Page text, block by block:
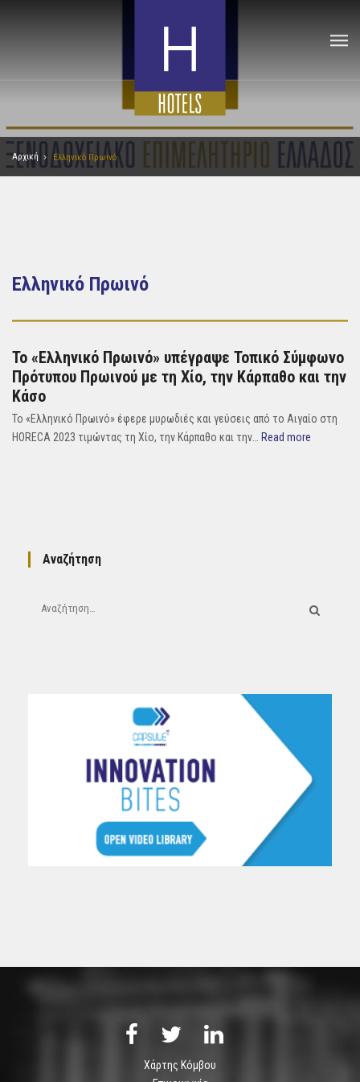
Αρχική Ελληνικό Πρωινό
Ελληνικό Πρωινό
Το «Ελληνικό Πρωινό» υπέγραψε Τοπικό Σύμφωνο
Πρότυπου Πρωινού με τη Χίο, την Κάρπαθο και την
Κάσο
Το «Ελληνικό Πρωινό» έφερε μυρωδιές και γεύσεις από το Αιγαίο στη
HORECA 2023 τιμώντας τη Χίο, την Κάρπαθο και την… Read more
Αναζήτηση
Χάρτης Κόμβου